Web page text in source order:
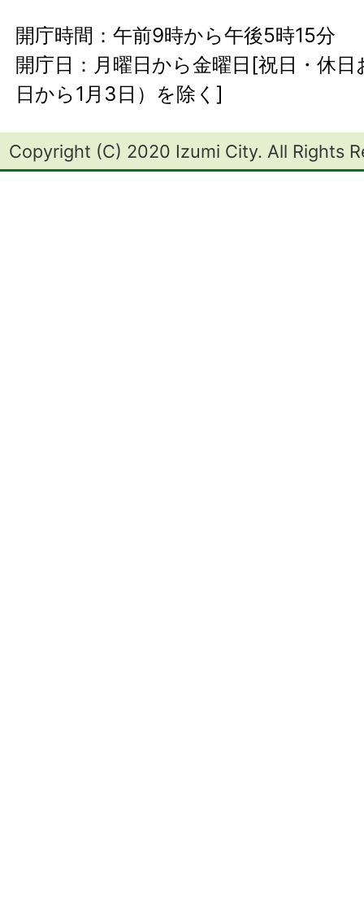
開庁時間：午前9時から午後5時15分
開庁日：月曜日から金曜日[祝日・休
日から1月3日）を除く]
Copyright (C) 2020 Izumi City. All Rights